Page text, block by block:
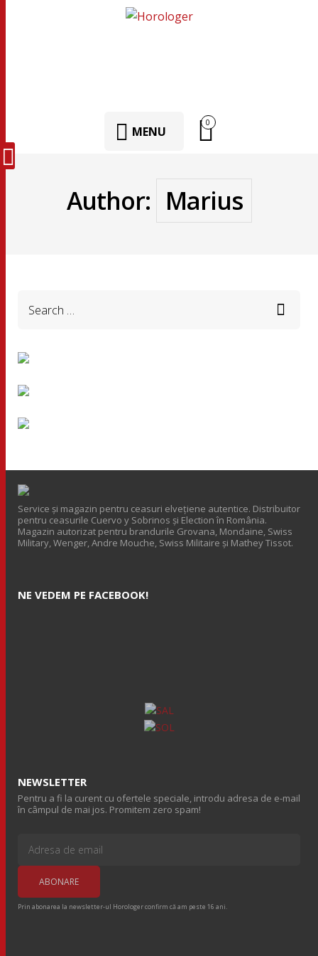
MENU
0
Author: Marius
Service și magazin pentru ceasuri elveţiene autentice. Distribuitor
pentru ceasurile Cuervo y Sobrinos și Election în România.
Magazin autorizat pentru brandurile Grovana, Mondaine, Swiss
Military, Wenger, Andre Mouche, Swiss Militaire și Mathey Tissot.
NE VEDEM PE FACEBOOK!
NEWSLETTER
Pentru a fi la curent cu ofertele speciale, introdu adresa de e-mail
în câmpul de mai jos. Promitem zero spam!
Prin abonarea la newsletter-ul Horologer confirm că am peste 16 ani.